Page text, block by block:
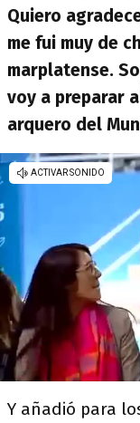
Quiero
me fui muy de
marplatense.
voy a preparar
arquero del
Y añadió para